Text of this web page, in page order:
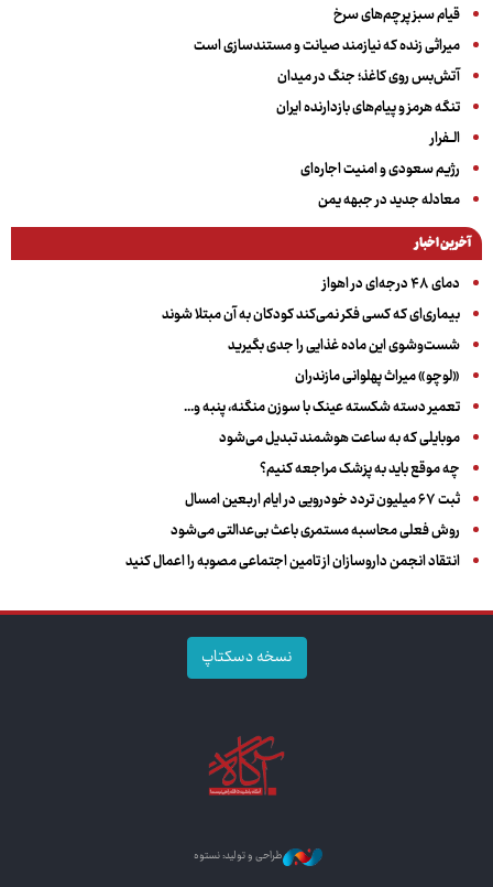
قیام سبز پرچم‌های سرخ
میراثی زنده که نیازمند صیانت و مستندسازی است
آتش‌بس روی کاغذ؛ جنگ در میدان
تنگه هرمز و پیام‌های بازدارنده ایران
الــفرار
رژیم سعودی و امنیت اجاره‌ای
معادله جدید در جبهه یمن
آخرین اخبار
دمای ۴۸ درجه‌ای در اهواز
بیماری‌ای که کسی فکر نمی‌کند کودکان به آن مبتلا شوند
شست‌وشوی این ماده غذایی را جدی بگیرید
«لوچو» میراث پهلوانی مازندران
تعمیر دسته شکسته عینک با سوزن منگنه، پنبه و...
موبایلی که به ساعت هوشمند تبدیل می‌شود
چه موقع باید به پزشک مراجعه کنیم؟
ثبت ۶۷ میلیون تردد خودرویی در ایام اربعین امسال
روش فعلی محاسبه مستمری باعث بی‌عدالتی می‌شود
انتقاد انجمن داروسازان از تامین اجتماعی مصوبه را اعمال کنید
نسخه دسکتاپ
طراحی و تولید: نستوه